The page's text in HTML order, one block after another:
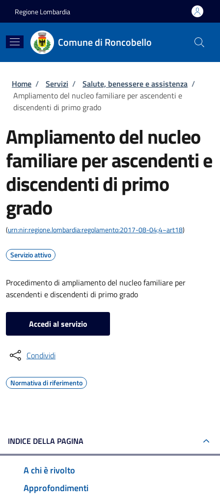
Regione Lombardia
Comune di Roncobello
Briciole di pane
Home / Servizi / Salute, benessere e assistenza /
Ampliamento del nucleo familiare per ascendenti e
discendenti di primo grado
Ampliamento del nucleo
familiare per ascendenti e
discendenti di primo
grado
(urn:nir:regione.lombardia:regolamento:2017-08-04;4~art18)
Servizio attivo
Procedimento di ampliamento del nucleo familiare per
ascendenti e discendenti di primo grado
Accedi al servizio
Condividi
Normativa di riferimento
INDICE DELLA PAGINA
A chi è rivolto
Approfondimenti